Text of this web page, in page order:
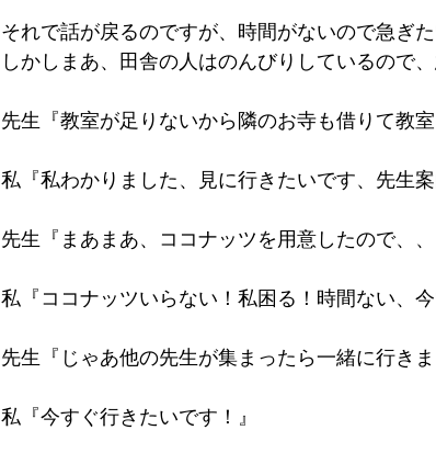
それで話が戻るのですが、時間がないので急ぎた
しかしまあ、田舎の人はのんびりしているので
先生『教室が足りないから隣のお寺も借りて教室
私『私わかりました、見に行きたいです、先生案
先生『まあまあ、ココナッツを用意したので、、
私『ココナッツいらない！私困る！時間ない、今
先生『じゃあ他の先生が集まったら一緒に行きま
私『今すぐ行きたいです！』